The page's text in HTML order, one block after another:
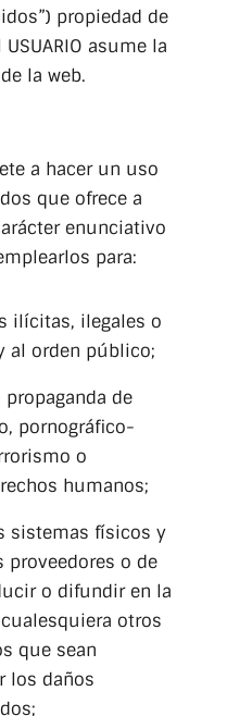
propiedad de
asume la
la web.
a hacer un uso
que ofrece a
enunciativo
para:
ilícitas, ilegales o
al orden público;
de
pornográfico-
o
humanos;
sistemas físicos y
proveedores o de
o difundir en la
otros
que sean
los daños